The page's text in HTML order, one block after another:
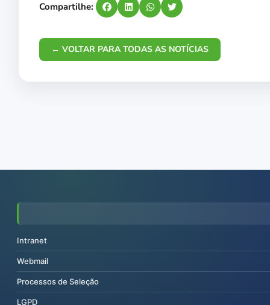
Compartilhe:
← VOLTAR PARA TODAS AS NOTÍCIAS
Intranet
Webmail
Processos de Seleção
LGPD